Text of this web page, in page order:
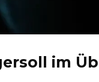
im